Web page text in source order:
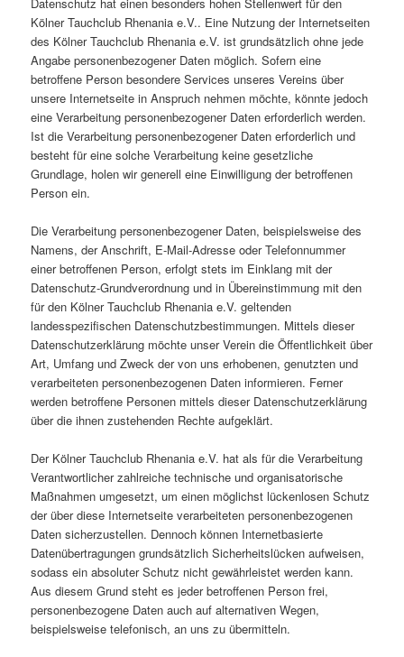
Kölner Tauchclub Rhenania e.V.. Eine Nutzung der Internetseiten
des Kölner Tauchclub Rhenania e.V. ist grundsätzlich ohne jede
Angabe personenbezogener Daten möglich. Sofern eine
betroffene Person besondere Services unseres Vereins über
unsere Internetseite in Anspruch nehmen möchte, könnte jedoch
eine Verarbeitung personenbezogener Daten erforderlich werden.
Ist die Verarbeitung personenbezogener Daten erforderlich und
besteht für eine solche Verarbeitung keine gesetzliche
Grundlage, holen wir generell eine Einwilligung der betroffenen
Person ein.
Die Verarbeitung personenbezogener Daten, beispielsweise des
Namens, der Anschrift, E-Mail-Adresse oder Telefonnummer
einer betroffenen Person, erfolgt stets im Einklang mit der
Datenschutz-Grundverordnung und in Übereinstimmung mit den
für den Kölner Tauchclub Rhenania e.V. geltenden
landesspezifischen Datenschutzbestimmungen. Mittels dieser
Datenschutzerklärung möchte unser Verein die Öffentlichkeit über
Art, Umfang und Zweck der von uns erhobenen, genutzten und
verarbeiteten personenbezogenen Daten informieren. Ferner
werden betroffene Personen mittels dieser Datenschutzerklärung
über die ihnen zustehenden Rechte aufgeklärt.
Der Kölner Tauchclub Rhenania e.V. hat als für die Verarbeitung
Verantwortlicher zahlreiche technische und organisatorische
Maßnahmen umgesetzt, um einen möglichst lückenlosen Schutz
der über diese Internetseite verarbeiteten personenbezogenen
Daten sicherzustellen. Dennoch können Internetbasierte
Datenübertragungen grundsätzlich Sicherheitslücken aufweisen,
sodass ein absoluter Schutz nicht gewährleistet werden kann.
Aus diesem Grund steht es jeder betroffenen Person frei,
personenbezogene Daten auch auf alternativen Wegen,
beispielsweise telefonisch, an uns zu übermitteln.